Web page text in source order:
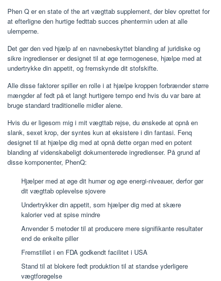
Phen Q er en state of the art vægttab supplement, der blev oprettet for
at efterligne den hurtige fedttab succes phentermin uden at alle
ulemperne.
Det gør den ved hjælp af en navnebeskyttet blanding af juridiske og
sikre ingredienser er designet til at øge termogenese, hjælpe med at
undertrykke din appetit, og fremskynde dit stofskifte.
Alle disse faktorer spiller en rolle i at hjælpe kroppen forbrænder større
mængder af fedt på et langt hurtigere tempo end hvis du var bare at
bruge standard traditionelle midler alene.
Hvis du er ligesom mig i mit vægttab rejse, du ønskede at opnå en
slank, sexet krop, der syntes kun at eksistere i din fantasi. Fenq
designet til at hjælpe dig med at opnå dette organ med en potent
blanding af videnskabeligt dokumenterede ingredienser. På grund af
disse komponenter, PhenQ:
Hjælper med at øge dit humør og øge energi-niveauer, derfor gør
dit vægttab oplevelse sjovere
Undertrykker din appetit, som hjælper dig med at skære
kalorier ved at spise mindre
Anvender 5 metoder til at producere mere signifikante resultater
end de enkelte piller
Fremstillet i en FDA godkendt facilitet i USA
Stand til at blokere fedt produktion til at standse yderligere
vægtforøgelse